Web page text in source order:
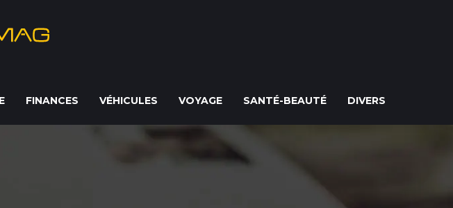
FINANCES VÉHICULES VOYAGE SANTÉ-BEAUTÉ DIVERS